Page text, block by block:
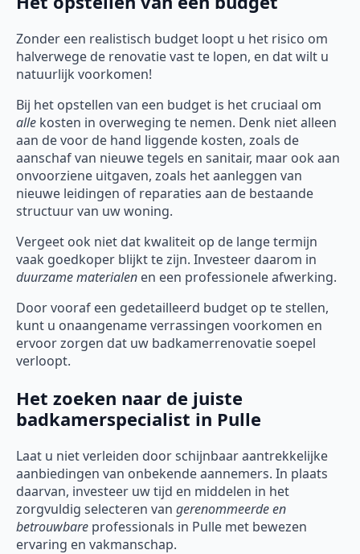
Zonder een realistisch budget loopt u het risico om
halverwege de renovatie vast te lopen, en dat wilt u
natuurlijk voorkomen!
Bij het opstellen van een budget is het cruciaal om
alle kosten in overweging te nemen. Denk niet alleen
aan de voor de hand liggende kosten, zoals de
aanschaf van nieuwe tegels en sanitair, maar ook aan
onvoorziene uitgaven, zoals het aanleggen van
nieuwe leidingen of reparaties aan de bestaande
structuur van uw woning.
Vergeet ook niet dat kwaliteit op de lange termijn
vaak goedkoper blijkt te zijn. Investeer daarom in
duurzame materialen en een professionele afwerking.
Door vooraf een gedetailleerd budget op te stellen,
kunt u onaangename verrassingen voorkomen en
ervoor zorgen dat uw badkamerrenovatie soepel
verloopt.
Het zoeken naar de juiste
badkamerspecialist in Pulle
Laat u niet verleiden door schijnbaar aantrekkelijke
aanbiedingen van onbekende aannemers. In plaats
daarvan, investeer uw tijd en middelen in het
zorgvuldig selecteren van gerenommeerde en
betrouwbare professionals in Pulle met bewezen
ervaring en vakmanschap.